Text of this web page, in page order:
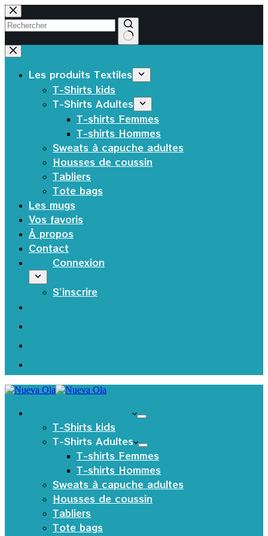
Passer
au
contenu
Aucun
résultat
Les produits Textiles
T-Shirts kids
T-Shirts Adultes
T-shirts Femmes
T-shirts Hommes
Sweats à capuche adultes
Housses de coussin
Tabliers
Tote bags
Les mugs
Vos favoris
À propos
Contact
Connexion
S’inscrire
T-Shirts kids
T-Shirts Adultes
T-shirts Femmes
T-shirts Hommes
Sweats à capuche adultes
Housses de coussin
Tabliers
Tote bags